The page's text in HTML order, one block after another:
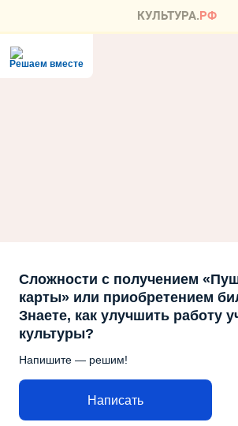
Решаем вместе
Сложности с получением
карты» или приобретением
Знаете, как улучшить работу
культуры?
Напишите — решим!
Написать